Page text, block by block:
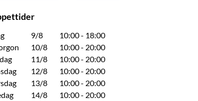
9/8
10/8
11/8
12/8
13/8
14/8
10:00 - 18:00
10:00 - 20:00
10:00 - 20:00
10:00 - 20:00
10:00 - 20:00
10:00 - 20:00